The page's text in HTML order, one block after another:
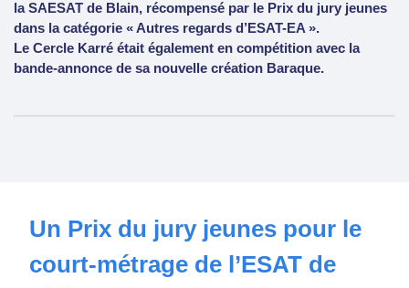
la SAESAT de Blain, récompensé par le Prix du jury jeunes
dans la catégorie « Autres regards d’ESAT-EA ».
Le Cercle Karré était également en compétition avec la
bande-annonce de sa nouvelle création Baraque.
Un Prix du jury jeunes pour le
court-métrage de l’ESAT de